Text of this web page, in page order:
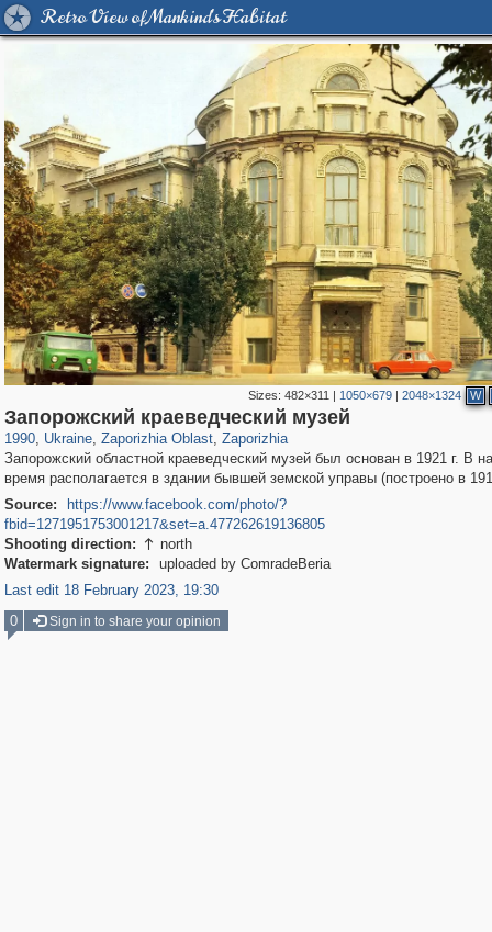
Retro View of Mankind's Habitat
Sizes:482×311 | 1050×679 |2048×1324 W
Запорожский краеведческий музей
1990, Ukraine
135,331 2,358
, Zaporizhia Oblast
1,860 7
, Zaporizhia
1,225 7
Запорожский областной краеведческий музей был основан в 1921 г. В
время располагается в здании бывшей земской управы (построено в
Source:
https://www.facebook.com/photo/?
fbid=1271951753001217&set=a.477262619136805
Shooting direction:  north
Watermark signature:
uploaded by ComradeBeria
Last edit 18 February 2023, 19:30
0
Sign in to share your opinion